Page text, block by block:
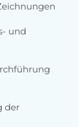
und
der